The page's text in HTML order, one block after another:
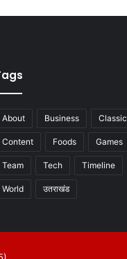
About Business Classic
Content Foods Games
Team Tech Timeline
World उतराखंड